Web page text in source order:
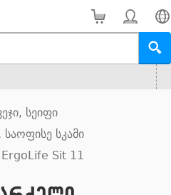
სეიფი
სკამი
Sit 11